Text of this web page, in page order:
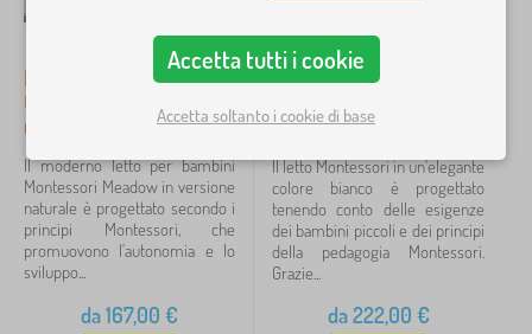
Cerca all'interno del filtro
Disponibilità
Etichette
1
✓ Nuovo sogni
14
Sconto
419
Letto per bambini
Ourbaby Meadow plus -
naturale
Il moderno letto per bambini
Montessori Meadow in versione
naturale è progettato secondo i
principi Montessori, che
promuovono l'autonomia e lo
sviluppo...
da167,00 €
Letto per bambini
Montessori Ourbaby
Woodie - bianco
Il letto Montessori in un'elegante
colore bianco è progettato
tenendo conto delle esigenze
dei bambini piccoli e dei principi
della pedagogia Montessori.
Grazie...
da222,00 €
Accetta tutti i cookie
Accetta soltanto i cookie di base